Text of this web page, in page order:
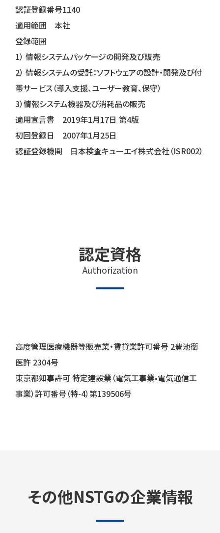
認証登録番号1140
適用範囲 本社
登録範囲
1） 情報システムパッケージの開発及び販売
2） 情報システムの受託：ソフトウェアの設計・開発及び付
帯サービス（導入支援、ユーザー教育、保守）
3）情報システム機器及び消耗品の販売
適用宣言書 2019年1月17日 第4版
初回登録日 2007年1月25日
認証登録機関 日本検査キューエイ株式会社（ISR002）
認定資格
Authorization
高度管理医療機器等販売業・賃貸業許可番号 2豊池衛
医許 2304号
東京都知事許可 特定建設業（電気工事業•電気通信工
事業）許可番号（特-4）第139506号
その他NSTGの企業情報